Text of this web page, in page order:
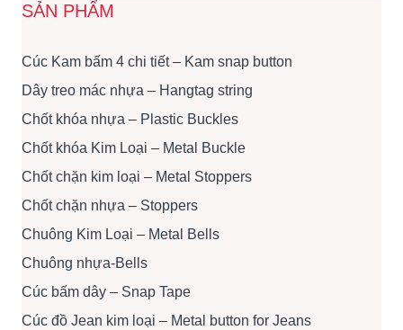
SẢN PHẨM
Cúc Kam bấm 4 chi tiết – Kam snap button
Dây treo mác nhựa – Hangtag string
Chốt khóa nhựa – Plastic Buckles
Chốt khóa Kim Loại – Metal Buckle
Chốt chặn kim loại – Metal Stoppers
Chốt chặn nhựa – Stoppers
Chuông Kim Loại – Metal Bells
Chuông nhựa-Bells
Cúc bấm dây – Snap Tape
Cúc đồ Jean kim loại – Metal button for Jeans